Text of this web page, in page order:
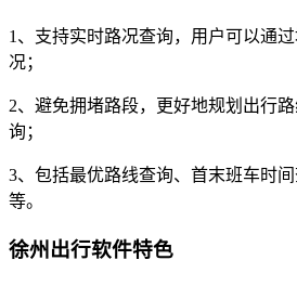
1、支持实时路况查询，用户可以通
况；
2、避免拥堵路段，更好地规划出行
询；
3、包括最优路线查询、首末班车时
等。
徐州出行软件特色